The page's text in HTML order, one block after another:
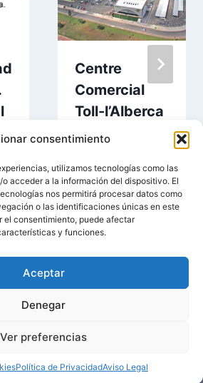
consentimiento
utilizamos tecnologías como las
acceder a la información del dispositivo. El
nos permitirá procesar datos como
o las identificaciones únicas en este
el consentimiento, puede afectar
y funciones.
Aceptar
Denegar
Ver preferencias
Política de PrivacidadAviso Legal
Centre
Comercial
Toll-l’Alberca
en Torrente
| Negocios En Torrente |
Cookies